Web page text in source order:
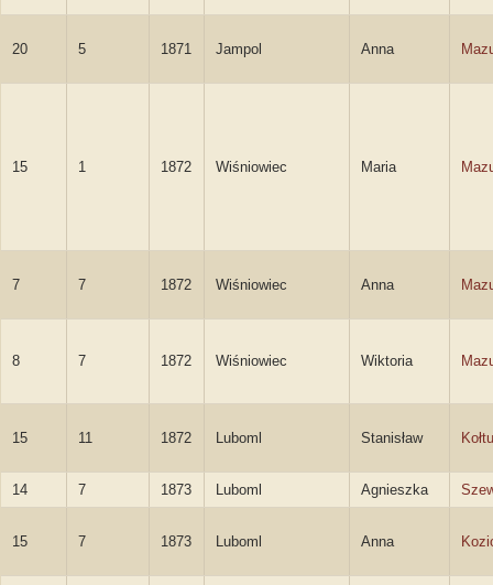
20 5 1871 Jampol Anna
15 1 1872 Wiśniowiec Maria
7 7 1872 Wiśniowiec Anna
8 7 1872 Wiśniowiec Wiktoria
15 11 1872 Luboml Stanisław
14 7 1873 Luboml Agnieszka
15 7 1873 Luboml Anna